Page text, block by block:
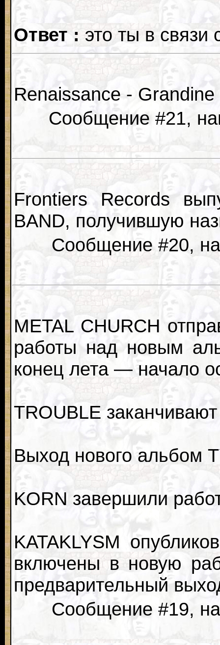
Ответ : это ты в связи
Renaissance -
Сообщение #21,
Frontiers Records
BAND, получившую
Сообщение #20,
METAL CHURCH
работы над новым
конец лета — начало
TROUBLE
Выход нового альбом
KORN завершили
KATAKLYSM
включены в новую
предварительный
Сообщение #19,